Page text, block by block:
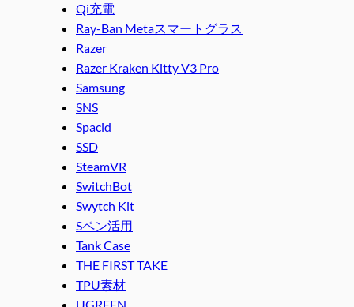
Qi充電
Ray-Ban Metaスマートグラス
Razer
Razer Kraken Kitty V3 Pro
Samsung
SNS
Spacid
SSD
SteamVR
SwitchBot
Swytch Kit
Sペン活用
Tank Case
THE FIRST TAKE
TPU素材